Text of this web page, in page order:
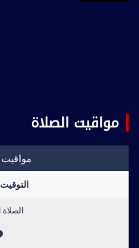
مواقيت الصلاة